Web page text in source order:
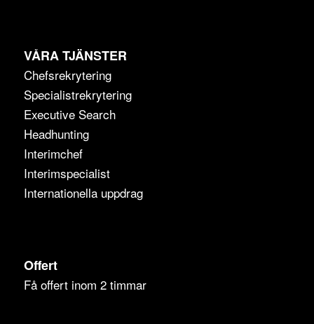
VÅRA TJÄNSTER
Chefsrekrytering
Specialistrekrytering
Executive Search
Headhunting
Interimchef
Interimspecialist
Internationella uppdrag
Offert
Få offert inom 2 timmar